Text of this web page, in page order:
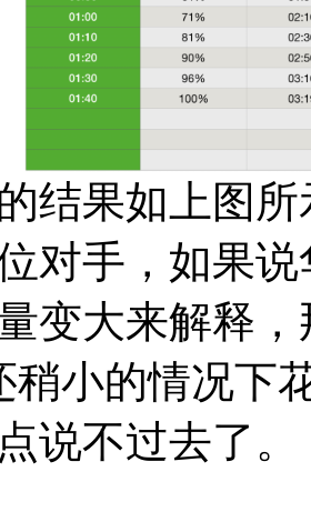
果如上图所
对手，如果说
变大来解释
稍小的情况下
说不过去了。